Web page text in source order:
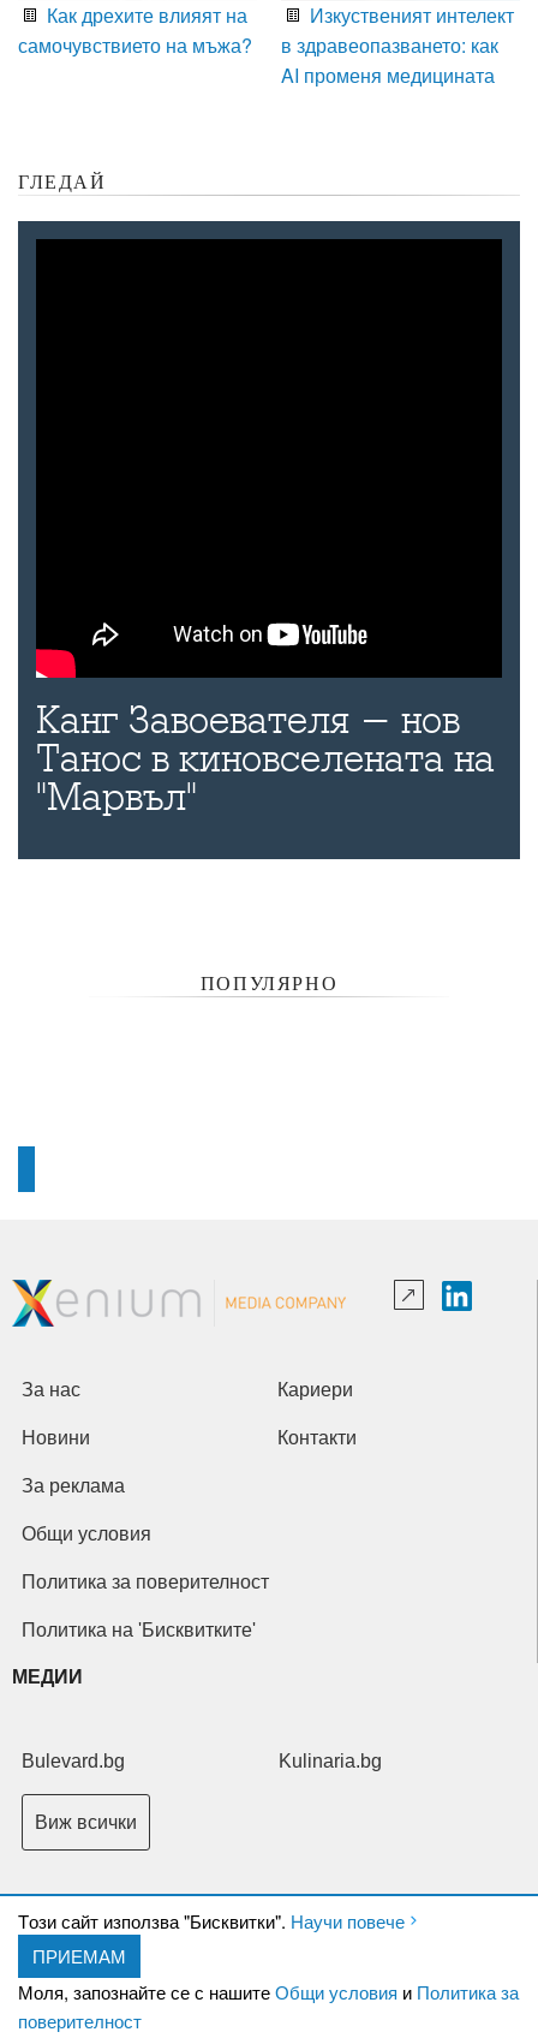
Как дрехите влияят на
самочувствието на мъжа?
Изкуственият интелект
в здравеопазването: как
AI променя медицината
ГЛЕДАЙ
Канг Завоевателя - нов
Танос в киновселената на
"Марвъл"
ПОПУЛЯРНО
Tози сайт използва "Бисквитки". Научи повече
ПРИЕМАМ
Моля, запознайте се с нашитеОбщи условия и Политика за
поверителност
За нас Кариери
Новини Контакти
За реклама
Общи условия
Политика за поверителност
Политика на 'Бисквитките'
МЕДИИ
Bulevard.bg Kulinaria.bg
Виж всички
Copyright © 2026 Ксениум ООД. Всички права запазени.
XeniumCompany.com